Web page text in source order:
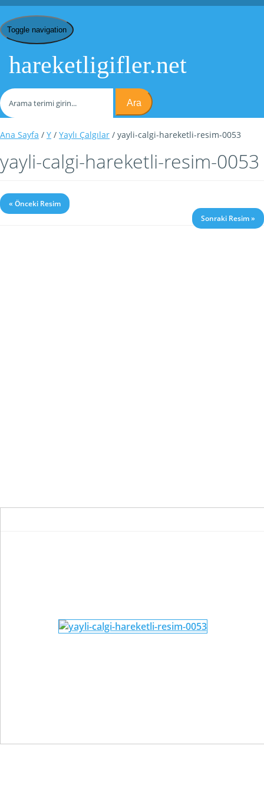
Toggle navigation
hareketligifler.net
Ara
Ana Sayfa / Y / Yaylı Çalgılar / yayli-calgi-hareketli-resim-0053
yayli-calgi-hareketli-resim-0053
« Önceki Resim
Sonraki Resim »